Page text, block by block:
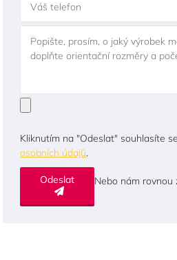
Váš telefon
Popište, prosím, o jaký výrobek
doplňte orientační rozměry a
Kliknutím na "Odeslat" souhlasíte
osobních údajů.
Nebo nám rovnou